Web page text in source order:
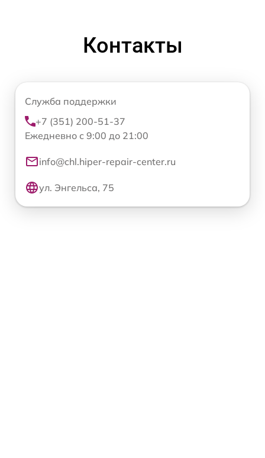
Контакты
Служба поддержки
+7 (351) 200-51-37
Ежедневно с 9:00 до 21:00
info@chl.hiper-repair-center.ru
ул. Энгельса, 75